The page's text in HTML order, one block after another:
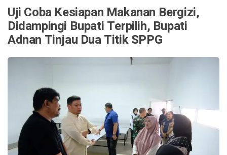
Uji Coba Kesiapan Makanan Bergizi,
Didampingi Bupati Terpilih, Bupati
Adnan Tinjau Dua Titik SPPG